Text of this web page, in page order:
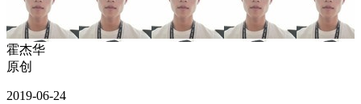
霍杰华
原创
2019-06-24